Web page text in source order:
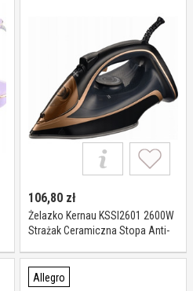
106,80 zł
Żelazko Kernau KSSI2601 2600W
Strażak Ceramiczna Stopa Anti-
Allegro